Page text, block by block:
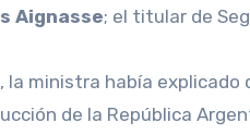
Aignasse; el titular de
ministra había explicado
de la República